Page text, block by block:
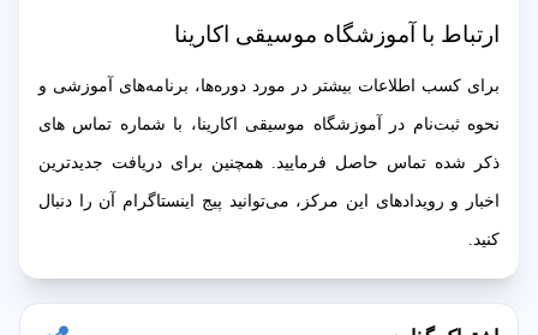
ارتباط با آموزشگاه موسیقی اکارینا
برای کسب اطلاعات بیشتر در مورد دوره‌ها، برنامه‌های آموزشی و
نحوه ثبت‌نام در آموزشگاه موسیقی اکارینا، با شماره تماس های
ذکر شده تماس حاصل فرمایید. همچنین برای دریافت جدیدترین
اخبار و رویدادهای این مرکز، می‌توانید پیج اینستاگرام آن را دنبال
کنید.